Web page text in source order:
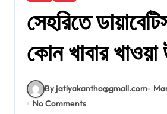
সেহরিতে
কোন খাবার খাওয়া
By jatiyakantho@gmail.com
No Comments